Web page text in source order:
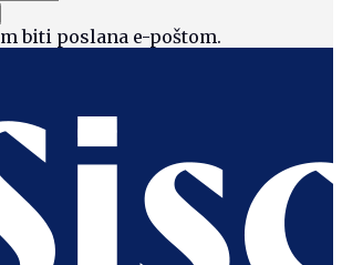
biti poslana e-poštom.